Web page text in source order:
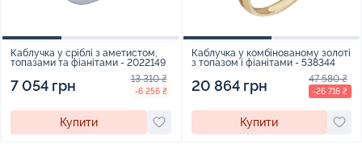
Каблучка у сріблі з аметистом,
топазами та фіанітами - 2022149
7 054 грн 13 310 ₴
-6 256 ₴
Купити
Каблучка у комбінованому золоті
з топазом і фіанітами - 538344
20 864 грн 47 580 ₴
-26 716 ₴
Купити